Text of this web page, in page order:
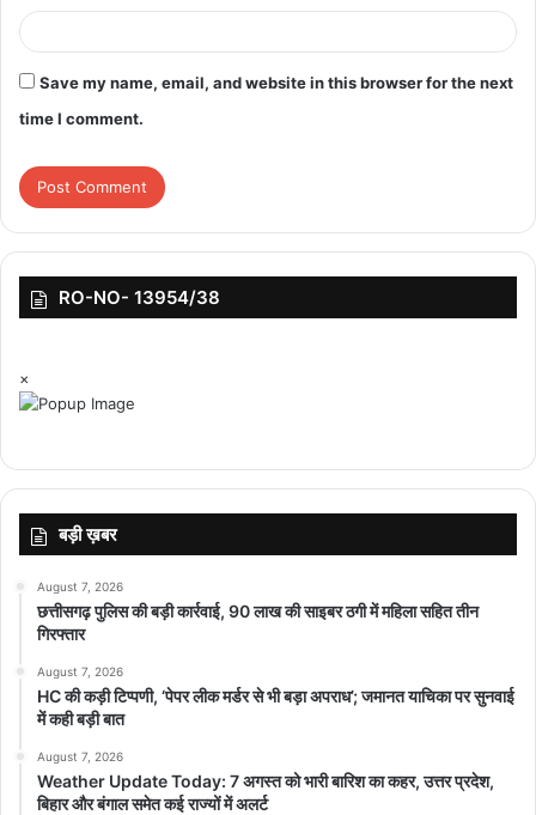
Save my name, email, and website in this browser for the next
time I comment.
RO-NO- 13954/38
×
बड़ी ख़बर
August 7, 2026
छत्तीसगढ़ पुलिस की बड़ी कार्रवाई, 90 लाख की साइबर ठगी में महिला सहित तीन
गिरफ्तार
August 7, 2026
HC की कड़ी टिप्पणी, ‘पेपर लीक मर्डर से भी बड़ा अपराध’; जमानत याचिका पर सुनवाई
में कही बड़ी बात
August 7, 2026
Weather Update Today: 7 अगस्त को भारी बारिश का कहर, उत्तर प्रदेश,
बिहार और बंगाल समेत कई राज्यों में अलर्ट